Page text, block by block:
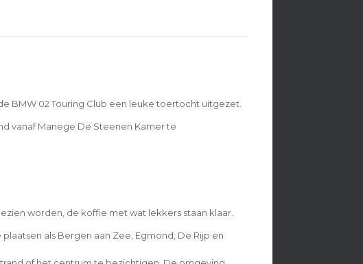
BMW 02 Touring Club een leuke toertocht uitgezet.
vanaf Manege De Steenen Kamer te
worden, de koffie met wat lekkers staan klaar.
als Bergen aan Zee, Egmond, De Rijp en